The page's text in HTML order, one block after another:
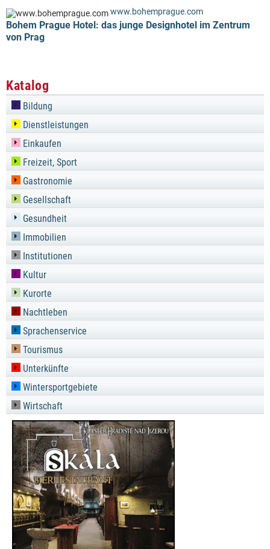
www.bohemprague.com
Bohem Prague Hotel: das junge Designhotel im Zentrum
von Prag
Katalog
Bildung
Dienstleistungen
Einkaufen
Freizeit, Sport
Gastronomie
Gesellschaft
Gesundheit
Immobilien
Institutionen
Kultur
Kurorte
Nachtleben
Sprachenservice
Tourismus
Unterkünfte
Wintersportgebiete
Wirtschaft